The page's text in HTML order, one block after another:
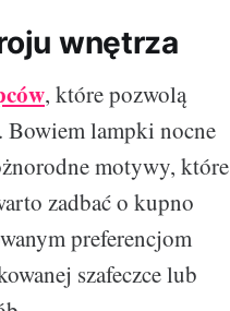
wnętrza
, które pozwolą
Bowiem lampki nocne
motywy, które
zadbać o kupno
preferencjom
szafeczce lub